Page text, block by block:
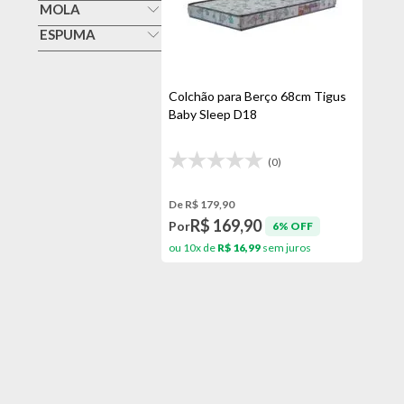
Veja todas as opções
Espuma
MOLA
Não
ESPUMA
Colchão para Berço 68cm Tigus
Baby Sleep D18
(0)
De R$ 179,90
PorR$ 169,90
6% OFF
ou 10x de R$ 16,99 sem juros